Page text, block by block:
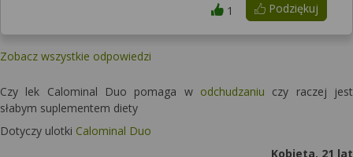
Podziękuj
1
Zobacz wszystkie odpowiedzi
Czy lek Calominal Duo pomaga w odchudzaniu czy raczej jest
słabym suplementem diety
Dotyczy ulotki Calominal Duo
Kobieta, 21 lat